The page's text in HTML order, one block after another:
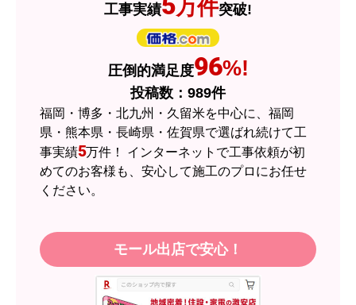
欲しい商品をスムーズに注文できましたか？
ショップからの連絡や対応は適切でしたか？
予定の期日までに商品が届きましたか？
はい
商品の梱包は必要十分なものでしたか？
はい
またこのショップを利用したいですか？
【注文商品】エアコン・クーラー 【注
文時期】2026年05月頃（モバイルから）
工事実績 万件突破!
圧倒的満足度96%!
投稿数： 989件
福岡・博多・北九州・久留米を中心に、福岡
県・熊本県・長崎県・佐賀県で選ばれ続けて工
事実績5万件！ インターネットで工事依頼が初
めてのお客様も、安心して施工のプロにお任せ
ください。
モール出店で安心！